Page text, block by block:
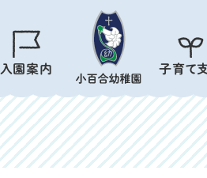
入園案内 子育て